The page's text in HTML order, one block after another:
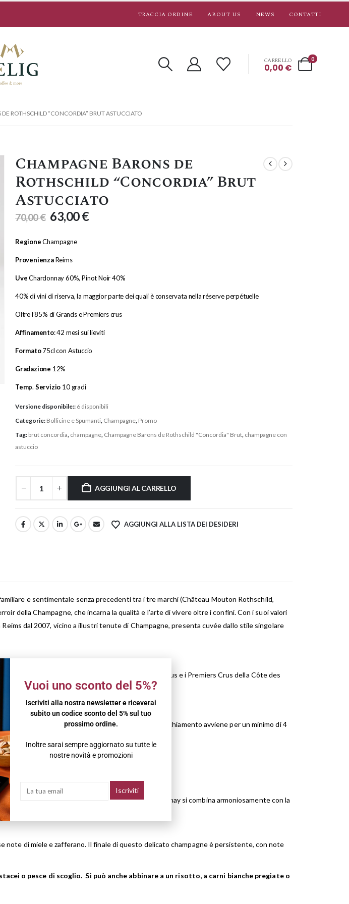
TRACCIA ORDINE ABOUT US NEWS CONTATTI
0
CARRELLO
0,00 €
ROTHSCHILD “CONCORDIA” BRUT ASTUCCIATO
Champagne Barons de
Rothschild “Concordia” Brut
Astucciato
70,00€ 63,00€
RegioneChampagne
ProvenienzaReims
UveChardonnay 60%, Pinot Noir 40%
40% di vini di riserva, la maggior parte dei quali è conservata nella réserve perpétuelle
Oltre l’85% di Grands e Premiers crus
Affinamento: 42 mesi sui lieviti
Formato75cl con Astuccio
Gradazione 12%
Temp. Servizio 10 gradi
Versione disponibile:: 6 disponibili
Categorie: Bollicine e Spumanti Champagne Promo
Tag: brut concordia champagne Champagne Barons de Rothschild "Concordia" Brut champagne con
astuccio
AGGIUNGI AL CARRELLO
AGGIUNGI ALLA LISTA DEI DESIDERI
e sentimentale senza precedenti tra i tre marchi (Château Mouton Rothschild,
della Champagne, che incarna la qualità e l’arte di vivere oltre i confini. Con i suoi valori
dal 2007, vicino a illustri tenute di Champagne, presenta cuvée dallo stile singolare
della regione di Champagne, tra cui i Grands Crus e i Premiers Crus della Côte des
e di grande potenziale di invecchiamento. L’invecchiamento avviene per un minimo di 4
questo assemblaggio. La freschezza dello chardonnay si combina armoniosamente con la
di miele e zafferano. Il finale di questo delicato champagne è persistente, con note
o pesce di scoglio. Si può anche abbinare a un risotto, a carni bianche pregiate o
Vuoi uno sconto del 5%?
Iscriviti alla nostra newsletter e riceverai
subito un codice sconto del 5% sul tuo
prossimo ordine.
Inoltre sarai sempre aggiornato su tutte le
nostre novità e promozioni